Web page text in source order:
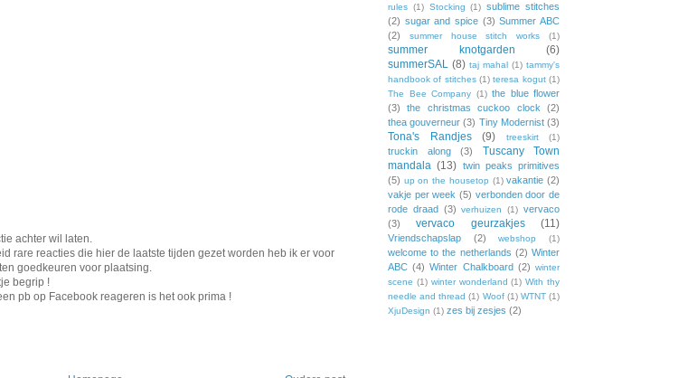
achter wil laten.
rare reacties die hier de laatste tijden gezet worden heb ik er voor
goedkeuren voor plaatsing.
begrip !
pb op Facebook reageren is het ook prima !
rules (1) Stocking (1) sublime stitches
(2) sugar and spice (3) Summer ABC
(2)
summer house stitch works (1)
summer knotgarden
(6)
summerSAL (8) taj mahal (1) tammy's
handbook of stitches (1) teresa kogut (1)
The Bee Company (1) the blue flower
(3)
the christmas cuckoo clock
(2)
thea gouverneur (3) Tiny Modernist (3)
Tona's Randjes (9) treeskirt (1)
truckin along (3)
Tuscany Town
mandala (13) twin peaks primitives
(5) up on the housetop (1) vakantie (2)
vakje per week (5) verbonden door de
rode draad (3) verhuizen (1) vervaco
(3)
vervaco geurzakjes (11)
Vriendschapslap (2) webshop (1)
welcome to the netherlands (2) Winter
ABC (4) Winter Chalkboard (2) winter
scene (1) winter wonderland (1) With thy
needle and thread (1) Woof (1) WTNT (1)
XjuDesign (1) zes bij zesjes (2)